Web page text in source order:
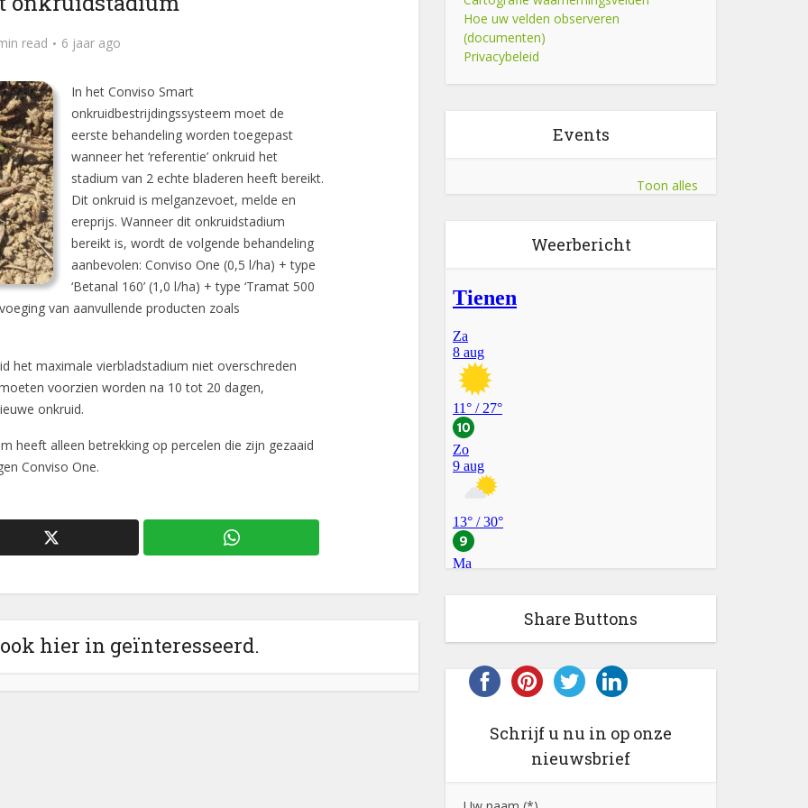
read 6 jaar ago
In het Conviso Smart
onkruidbestrijdingssysteem moet de
eerste behandeling worden toegepast
wanneer het ‘referentie’ onkruid het
stadium van 2 echte bladeren heeft bereikt.
Dit onkruid is melganzevoet, melde en
ereprijs. Wanneer dit onkruidstadium
bereikt is, wordt de volgende behandeling
aanbevolen: Conviso One (0,5 l/ha) + type
‘Betanal 160’ (1,0 l/ha) + type ‘Tramat 500
van aanvullende producten zoals
het maximale vierbladstadium niet overschreden
voorzien worden na 10 tot 20 dagen,
onkruid.
heeft alleen betrekking op percelen die zijn gezaaid
Conviso One.
hier in geïnteresseerd.
Hoe uw velden observeren
(documenten)
Privacybeleid
Events
Toon alles
Weerbericht
Share Buttons
Schrijf u nu in op onze
nieuwsbrief